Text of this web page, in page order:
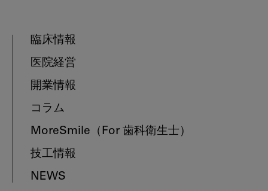
臨床情報
医院経営
開業情報
コラム
MoreSmile （For 歯科衛生士）
技工情報
NEWS